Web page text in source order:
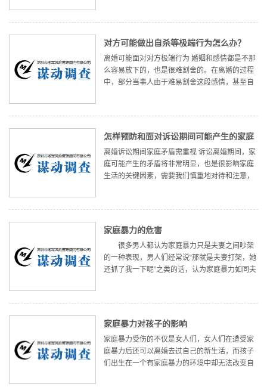
性则当机立断，以零容忍的态度对
对方可能做出自杀等极端行为怎么办？
离婚可能面对对方极端行为 婚姻和感情都是不那
么容易放下的，也是很难割舍的。在离婚的过程
中，部分当事人由于难易割舍这段感情，甚至自
为。 对于这些极端行为，我们
怎样预防和面对诉讼期间可能产生的家庭
矛盾？
离婚诉讼期间家庭矛盾需重视 诉讼离婚期间，家
庭可能产生的矛盾将非常明显，也是很影响家庭
生活的关键因素，需要我们慎重地对待和注意，
关系到夫妻财产分割、子女
家庭暴力的危害
很多男人都认为家庭暴力只是夫妻之间吵架
的一种表现，男人们经常说“那就是夫妻打架，她
还抓了我一下呢”之类的话，认为家庭暴力如同夫
空前增强的现代社会，家庭暴
家庭暴力对孩子的影响
家庭暴力受伤的不仅是女人们，女人们在遭受家
庭暴力后还可以离婚去过自己的新生活，而孩子
们出生在一个有家庭暴力的环境中却无法改变自